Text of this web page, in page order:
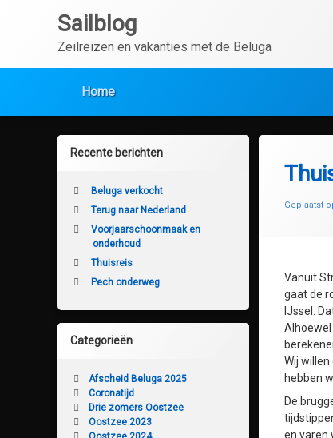
Sailblog
Zeilreizen en vakanties met de Beluga
Home
Geplaatst
Vanuit
gaat de
IJssel.
Wij
hebben
De
en varen
Recente berichten
Beluga verkocht
Terug naar Nederland
Voorjaarschoonmaak en
onderhoud
Thuisreis
Pech onderweg
Categorieën
Afscheid Beluga 2025
Coronatijd
Drie zomers Oostzee
Oostzee 2023